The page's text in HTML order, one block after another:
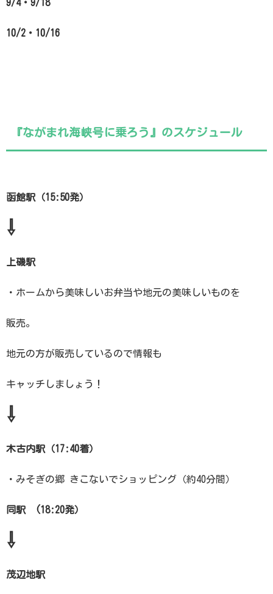
9/4・9/18
10/2・10/16
『ながまれ海峡号に乗ろう』のスケジュール
函館駅（15:50発）
⇩
上磯駅
・ホームから美味しいお弁当や地元の美味しいものを
販売。
地元の方が販売しているので情報も
キャッチしましょう！
⇩
木古内駅（17:40着）
・みそぎの郷 きこないでショッピング（約40分間）
同駅 (18:20発）
⇩
茂辺地駅